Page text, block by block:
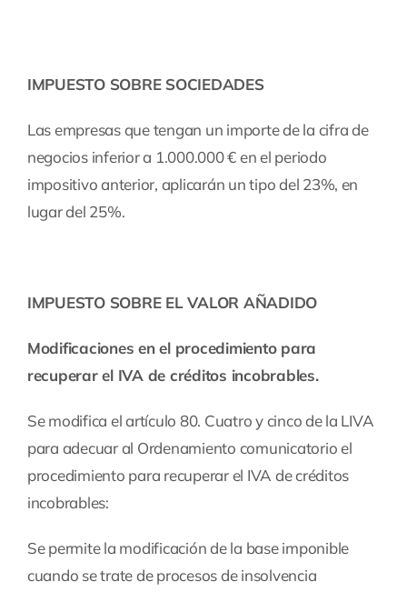
IMPUESTO SOBRE SOCIEDADES
Las empresas que tengan un importe de la cifra de
negocios inferior a 1.000.000 € en el periodo
impositivo anterior, aplicarán un tipo del 23%, en
lugar del 25%.
IMPUESTO SOBRE EL VALOR AÑADIDO
Modificaciones en el procedimiento para
recuperar el IVA de créditos incobrables.
Se modifica el artículo 80. Cuatro y cinco de la LIVA
para adecuar al Ordenamiento comunicatorio el
procedimiento para recuperar el IVA de créditos
incobrables:
Se permite la modificación de la base imponible
cuando se trate de procesos de insolvencia